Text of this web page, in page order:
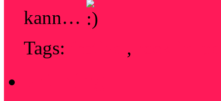
kann…
Tags:
,